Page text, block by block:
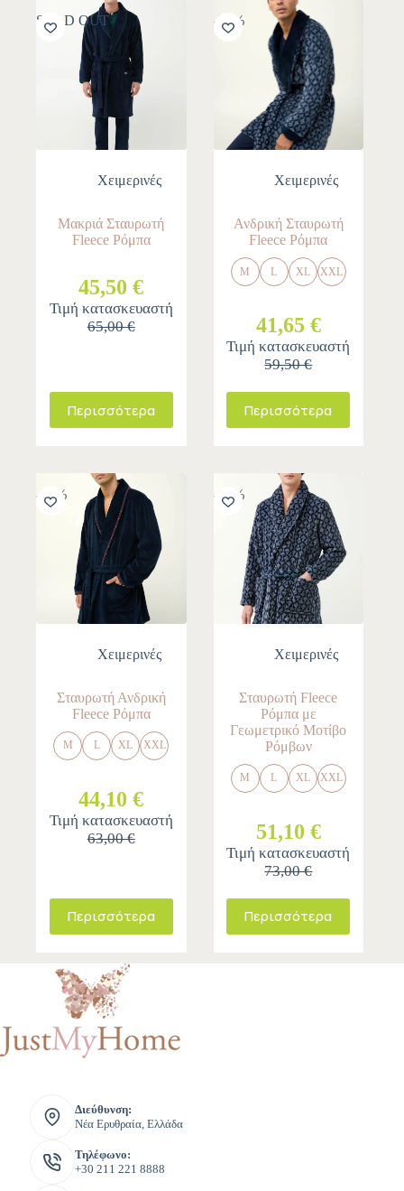
SOLD OUT
Χειμερινές
Μακριά Σταυρωτή
Fleece Ρόμπα
45,50 €
Τιμή κατασκευαστή
65,00 €
Περισσότερα
-30%
Χειμερινές
Ανδρική Σταυρωτή
Fleece Ρόμπα
M L XL XXL
41,65 €
Τιμή κατασκευαστή
59,50 €
Περισσότερα
-30%
Χειμερινές
Σταυρωτή Ανδρική
Fleece Ρόμπα
M L XL XXL
44,10 €
Τιμή κατασκευαστή
63,00 €
Περισσότερα
-30%
Χειμερινές
Σταυρωτή Fleece
Ρόμπα με
Γεωμετρικό Μοτίβο
Ρόμβων
M L XL XXL
51,10 €
Τιμή κατασκευαστή
73,00 €
Περισσότερα
Διεύθυνση:
Νέα Ερυθραία, Ελλάδα
Τηλέφωνο:
+30 211 221 8888